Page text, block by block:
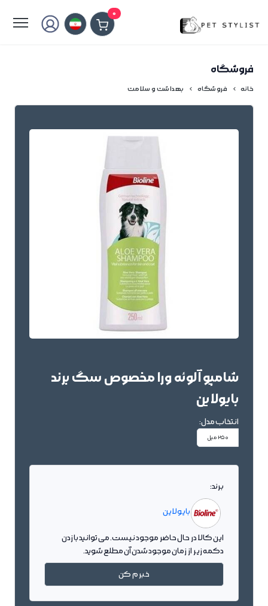
0
فروشگاه
خانه فروشگاه بهداشت و سلامت
شامپو آلوئه ورا مخصوص سگ برند
بایولاین
انتخاب مدل:
250 میل
برند:
بایولاین
این کالا در حال حاضر موجود نیست. می توانید با زدن
دکمه زیر از زمان موجود شدن آن مطلع شوید.
خبرم کن